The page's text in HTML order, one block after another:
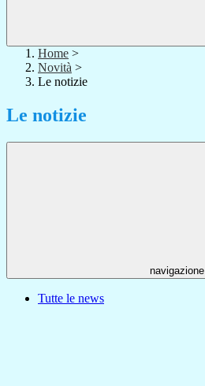
Home >
Novità >
Le notizie
Le notizie
navigazione
Tutte le news